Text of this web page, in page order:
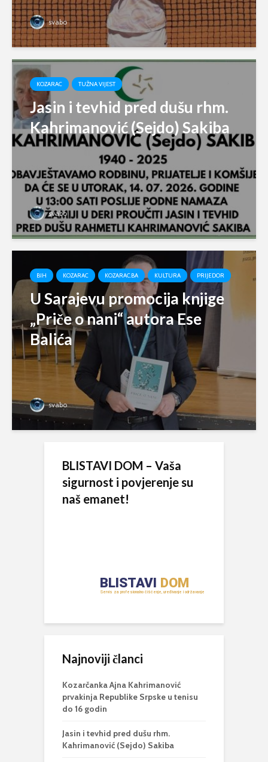
svabo
KOZARAC TUŽNA VIJEST
Jasin i tevhid pred dušu rhm.
Kahrimanović (Sejdo) Sakiba
svabo
BIH KOZARAC KOZARAC.BA KULTURA PRIJEDOR
U Sarajevu promocija knjige
„Priče o nani“ autora Ese
Balića
svabo
BLISTAVI DOM – Vaša
sigurnost i povjerenje su
naš emanet!
Najnoviji članci
Kozarčanka Ajna Kahrimanović
prvakinja Republike Srpske u tenisu
do 16 godin
Jasin i tevhid pred dušu rhm.
Kahrimanović (Sejdo) Sakiba